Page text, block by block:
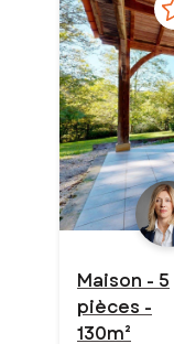
Maison - 5
pièces -
130m²